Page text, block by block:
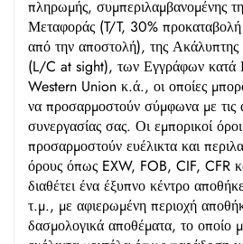
πληρωμής, συμπεριλαμβανομένης
Μεταφοράς (T/T, 30%
από την αποστολή), της
(L/C at sight), των Εγγράφων
Western Union κ.ά., οι οποίες
να προσαρμοστούν σύμφωνα με τις
συνεργασίας σας. Οι εμπορικοί
προσαρμοστούν ευέλικτα και
όρους όπως EXW, FOB, CIF, CFR
διαθέτει ένα έξυπνο κέντρο
τ.μ., με αφιερωμένη περιοχή
δασμολογικά αποθέματα, το οποίο